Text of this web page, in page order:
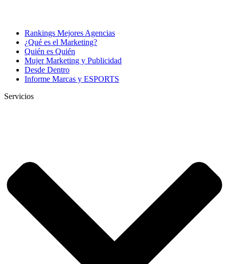
Rankings Mejores Agencias
¿Qué es el Marketing?
Quién es Quién
Mujer Marketing y Publicidad
Desde Dentro
Informe Marcas y ESPORTS
Servicios